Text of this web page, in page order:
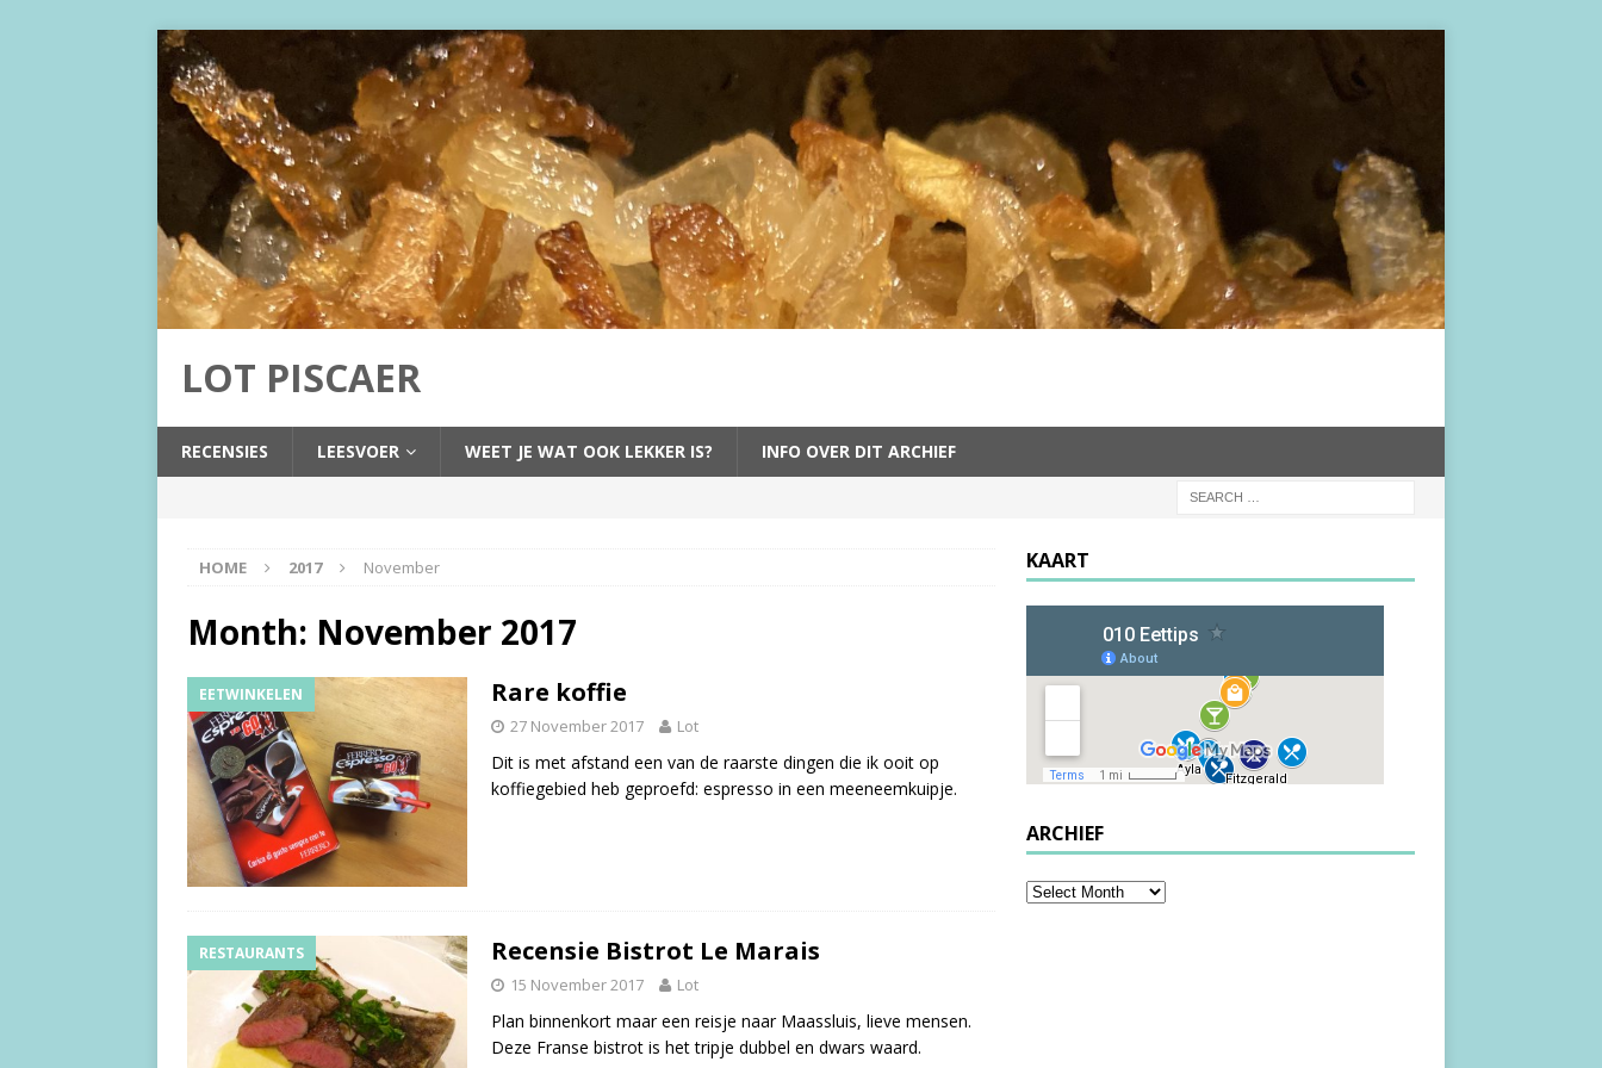
LOT PISCAER
RECENSIES LEESVOER WEET JE WAT OOK LEKKER IS? INFO OVER DIT ARCHIEF
HOME 2017 November
Month: November 2017
EETWINKELEN Rare koffie
27 November 2017 Lot
Dit is met afstand een van de raarste dingen die ik ooit op
koffiegebied heb geproefd: espresso in een meeneemkuipje.
RESTAURANTS Recensie Bistrot Le Marais
15 November 2017 Lot
Plan binnenkort maar een reisje naar Maassluis, lieve mensen.
Deze Franse bistrot is het tripje dubbel en dwars waard.
KAART
ARCHIEF